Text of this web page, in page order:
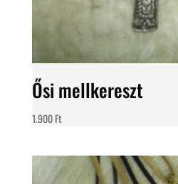
Ősi mellkereszt
1.900Ft